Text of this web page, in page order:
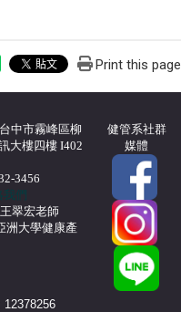
Print this page
中市霧峰區柳
大樓四樓 I402
3456
我們
翠宏老師
洲大學健康產
健管系社群
媒體